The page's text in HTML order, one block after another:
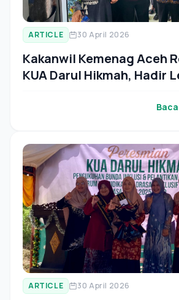
ARTICLE 30 April 2026
Kakanwil Kemenag Aceh
KUA Darul Hikmah, Hadir
ARTICLE 30 April 2026